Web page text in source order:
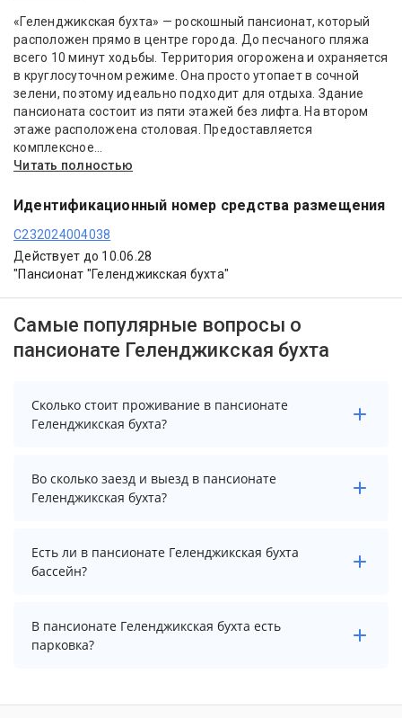
«Геленджикская бухта» — роскошный пансионат, который
расположен прямо в центре города. До песчаного пляжа
всего 10 минут ходьбы. Территория огорожена и охраняется
в круглосуточном режиме. Она просто утопает в сочной
зелени, поэтому идеально подходит для отдыха. Здание
пансионата состоит из пяти этажей без лифта. На втором
этаже расположена столовая. Предоставляется
комплексное...
Читать полностью
Идентификационный номер средства размещения
С232024004038
Действует до 10.06.28
"Пансионат "Геленджикская бухта"
Самые популярные вопросы о
пансионате Геленджикская бухта
Сколько стоит проживание в пансионате
Геленджикская бухта?
Стоимость проживания в пансионате Геленджикская
бухта начинается от 2467 рублей. Чтобы увидеть
актуальные цены на проживание, выберите нужные
Во сколько заезд и выезд в пансионате
Геленджикская бухта?
Заезд возможен после 14:00, а выезд необходимо
осуществить до 12:00.
Есть ли в пансионате Геленджикская бухта
бассейн?
В пансионате Геленджикская бухта нет бассейна.
В пансионате Геленджикская бухта есть
парковка?